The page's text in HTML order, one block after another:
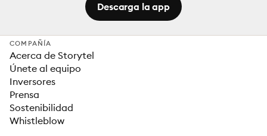
Descarga la app
COMPAÑÍA
Acerca de Storytel
Únete al equipo
Inversores
Prensa
Sostenibilidad
Whistleblow